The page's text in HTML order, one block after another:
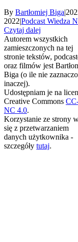
By Bartłomiej Biga|
2022|Podcast Wiedza
Czytaj dalej
Autorem wszystkich
zamieszczonych na tej
stronie tekstów,
oraz filmów jest
Biga (o ile nie
inaczej).
Udostępniam je na
Creative Commons
NC 4.0.
Korzystanie ze strony
się z przetwarzaniem
danych użytkownika -
szczegóły tutaj.